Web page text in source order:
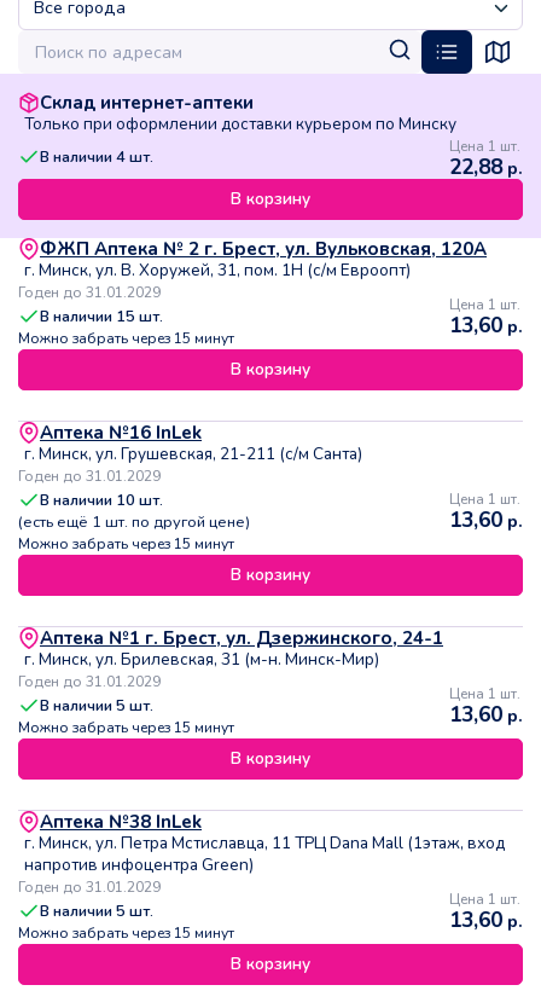
Склад интернет-аптеки
Только при оформлении доставки курьером по Минску
В наличии 4шт. Цена 1 шт.
22,88р.
В корзину
ФЖП Аптека № 2 г. Брест, ул. Вульковская, 120А
г. Минск, ул. В. Хоружей, 31, пом. 1Н (с/м Евроопт)
Годен до 31.01.2029
В наличии 15 шт.
Можно забрать через 15 минут
Цена 1 шт.
13,60 р.
В корзину
Аптека №16 InLek
г. Минск, ул. Грушевская, 21-211 (с/м Санта)
Годен до 31.01.2029
В наличии 10 шт.
(есть ещё 1 шт. по другой цене)
Можно забрать через 15 минут
Цена 1 шт.
13,60 р.
В корзину
Аптека №1 г. Брест, ул. Дзержинского, 24-1
г. Минск, ул. Брилевская, 31 (м-н. Минск-Мир)
Годен до 31.01.2029
В наличии5 шт.
Можно забрать через 15 минут
Цена 1 шт.
13,60 р.
В корзину
Аптека №38 InLek
г. Минск, ул. Петра Мстиславца, 11 ТРЦ Dana Mall (1этаж, вход
напротив инфоцентра Green)
Годен до 31.01.2029
В наличии5 шт.
Можно забрать через 15 минут
Цена 1 шт.
13,60 р.
В корзину